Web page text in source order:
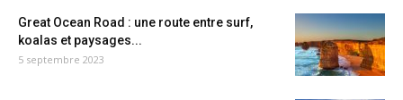
Great Ocean Road : une route entre surf,
koalas et paysages...
5 septembre 2023